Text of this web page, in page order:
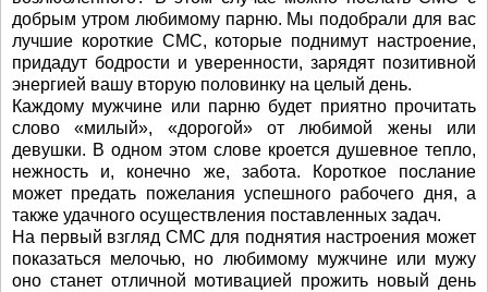
добрым утром любимому парню. Мы подобрали для вас
лучшие короткие СМС, которые поднимут настроение,
придадут бодрости и уверенности, зарядят позитивной
энергией вашу вторую половинку на целый день.
Каждому мужчине или парню будет приятно прочитать
слово «милый», «дорогой» от любимой жены или
девушки. В одном этом слове кроется душевное тепло,
нежность и, конечно же, забота. Короткое послание
может предать пожелания успешного рабочего дня, а
также удачного осуществления поставленных задач.
На первый взгляд СМС для поднятия настроения может
показаться мелочью, но любимому мужчине или мужу
оно станет отличной мотивацией прожить новый день